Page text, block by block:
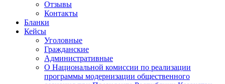
Отзывы
Контакты
Бланки
Кейсы
Уголовные
Гражданские
Административные
О Национальной комиссии по реализации
программы модернизации общественного